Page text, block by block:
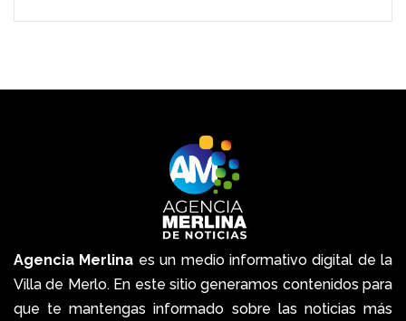
Agencia Merlina es un medio informativo digital de la
Villa de Merlo. En este sitio generamos contenidos para
que te mantengas informado sobre las noticias más